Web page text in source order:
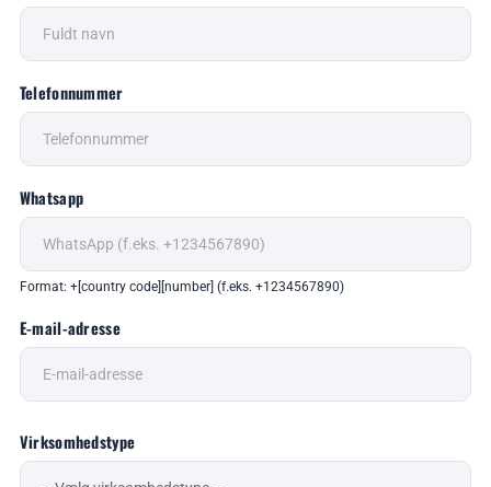
Telefonnummer
Whatsapp
Format: +[country code][number] (f.eks. +1234567890)
E-mail-adresse
Virksomhedstype